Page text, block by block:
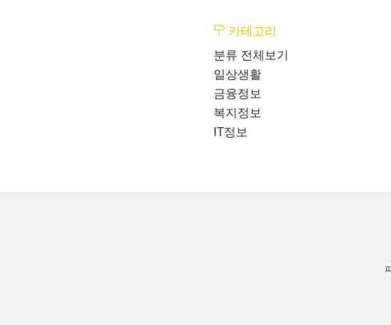
카테고리
분류 전체보기
일상생활
금융정보
복지정보
IT정보